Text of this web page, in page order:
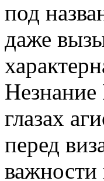
под
даже
Незнание
глазах
перед
важности